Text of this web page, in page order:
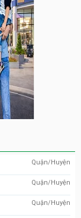
Quận/Huyện
Quận/Huyện
Quận/Huyện